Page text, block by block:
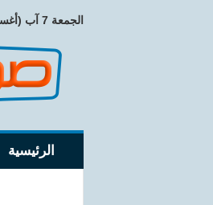
الجمعة 7 آب (أغسطس) 2026
الرئيسية